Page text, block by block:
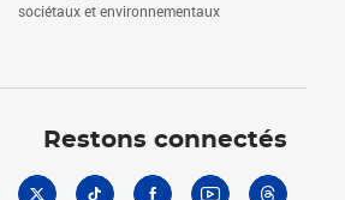
sociétaux et environnementaux
Restons connectés